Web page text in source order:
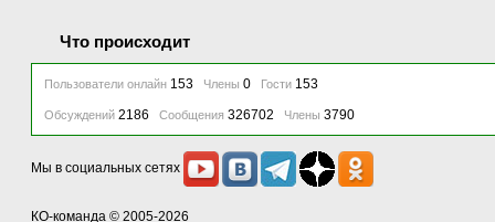
Что происходит
Пользователи онлайн 153 Члены 0 Гости 153
Обсуждений 2186 Сообщения 326702 Члены 3790
Мы в социальных сетях
КО-команда © 2005-2026